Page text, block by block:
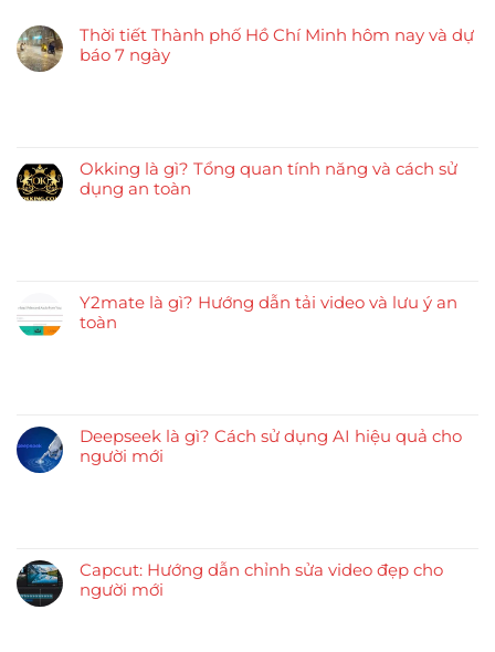
Thời tiết Thành phố Hồ Chí Minh hôm nay và dự
báo 7 ngày
Okking là gì? Tổng quan tính năng và cách sử
dụng an toàn
Y2mate là gì? Hướng dẫn tải video và lưu ý an
toàn
Deepseek là gì? Cách sử dụng AI hiệu quả cho
người mới
Capcut: Hướng dẫn chỉnh sửa video đẹp cho
người mới